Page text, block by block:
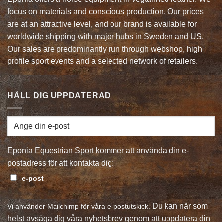
focus on materials and conscious production. Our prices
are at an attractive level, and our brand is available for
worldwide shipping with major hubs in Sweden and US.
Our sales are predominantly run through webshop, high
profile sport events and a selected network of retailers.
HÅLL DIG UPPDATERAD
Eponia Equestrian Sport kommer att använda din e-
postadress för att kontakta dig:
e-post
Vi använder Mailchimp för våra e-postutskick. Du kan när som
helst avsäga dig våra nyhetsbrev genom att uppdatera din